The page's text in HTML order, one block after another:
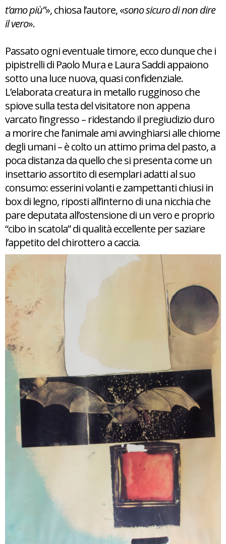
t’amo più”», chiosa l’autore, «sono sicuro di non dire
il vero».
Passato ogni eventuale timore, ecco dunque che i
pipistrelli di Paolo Mura e Laura Saddi appaiono
sotto una luce nuova, quasi confidenziale.
L’elaborata creatura in metallo rugginoso che
spiove sulla testa del visitatore non appena
varcato l’ingresso – ridestando il pregiudizio duro
a morire che l’animale ami avvinghiarsi alle chiome
degli umani – è colto un attimo prima del pasto, a
poca distanza da quello che si presenta come un
insettario assortito di esemplari adatti al suo
consumo: esserini volanti e zampettanti chiusi in
box di legno, riposti all’interno di una nicchia che
pare deputata all’ostensione di un vero e proprio
“cibo in scatola” di qualità eccellente per saziare
l’appetito del chirottero a caccia.